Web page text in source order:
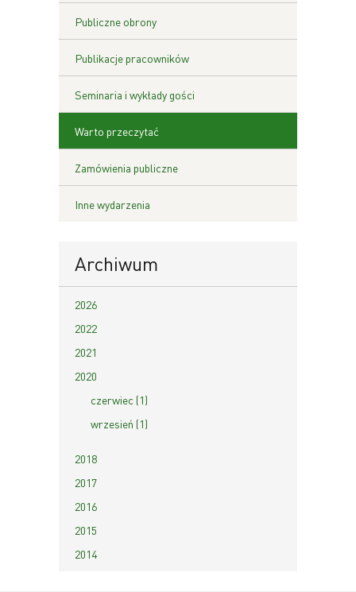
Publiczne obrony
Publikacje pracowników
Seminaria i wykłady gości
Warto przeczytać
Zamówienia publiczne
Inne wydarzenia
Archiwum
2026
2022
2021
2020
czerwiec (1)
wrzesień (1)
2018
2017
2016
2015
2014